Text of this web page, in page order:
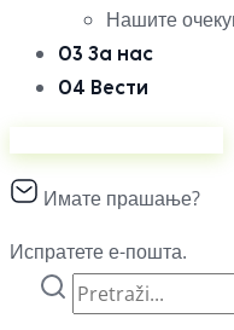
Нашите
03 За нас
04 Вести
Имате прашање?
Испратете е-пошта.